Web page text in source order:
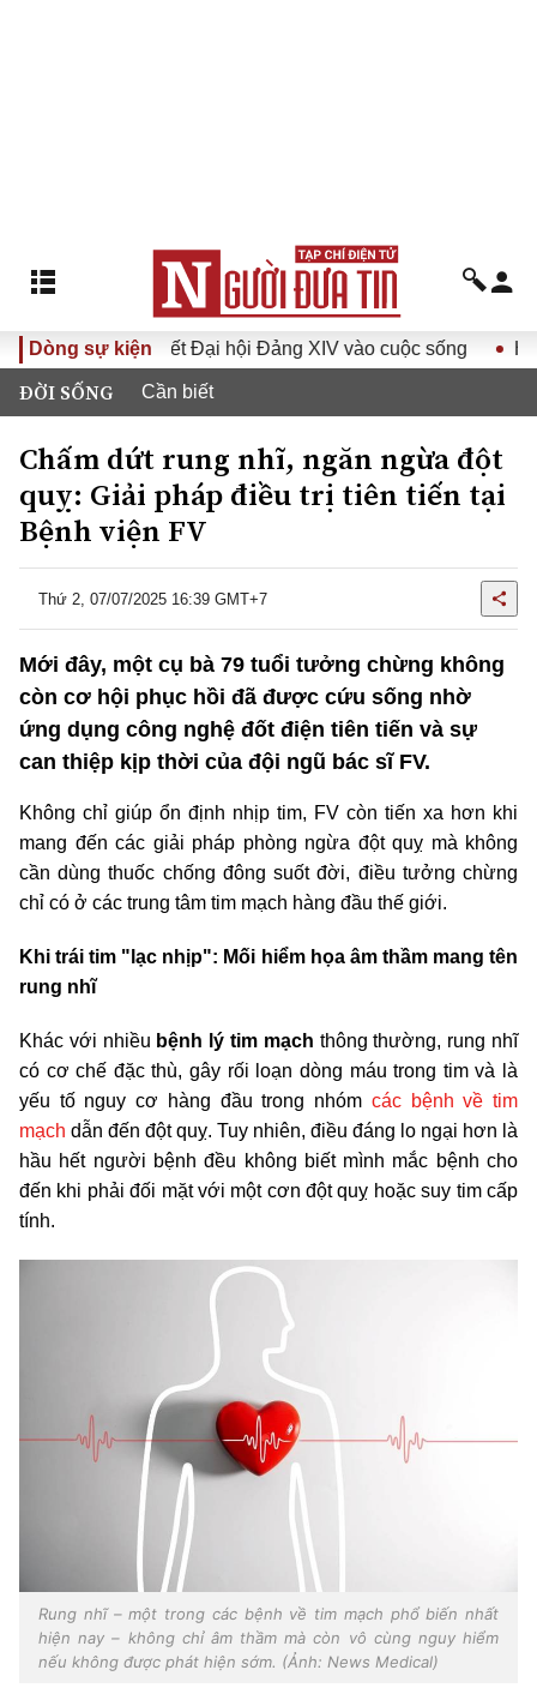
Dòng sự kiện
Nghị quyết Đại hội Đảng XIV vào cuộc sống Hướng tới
ĐỜI SỐNG Cần biết
Chấm dứt rung nhĩ, ngăn ngừa đột
quỵ: Giải pháp điều trị tiên tiến tại
Bệnh viện FV
Thứ 2, 07/07/2025 16:39 GMT+7
Mới đây, một cụ bà 79 tuổi tưởng chừng không
còn cơ hội phục hồi đã được cứu sống nhờ
ứng dụng công nghệ đốt điện tiên tiến và sự
can thiệp kịp thời của đội ngũ bác sĩ FV.
Không chỉ giúp ổn định nhịp tim, FV còn tiến xa hơn khi
mang đến các giải pháp phòng ngừa đột quỵ mà không
cần dùng thuốc chống đông suốt đời, điều tưởng chừng
chỉ có ở các trung tâm tim mạch hàng đầu thế giới.
Khi trái tim "lạc nhịp": Mối hiểm họa âm thầm mang tên
rung nhĩ
Khác với nhiều bệnh lý tim mạch thông thường, rung nhĩ
có cơ chế đặc thù, gây rối loạn dòng máu trong tim và là
yếu tố nguy cơ hàng đầu trong nhóm các bệnh về tim
mạch dẫn đến đột quỵ. Tuy nhiên, điều đáng lo ngại hơn là
hầu hết người bệnh đều không biết mình mắc bệnh cho
đến khi phải đối mặt với một cơn đột quỵ hoặc suy tim cấp
tính.
Rung nhĩ – một trong các bệnh về tim mạch phổ biến nhất
hiện nay – không chỉ âm thầm mà còn vô cùng nguy hiểm
nếu không được phát hiện sớm. (Ảnh: News Medical)